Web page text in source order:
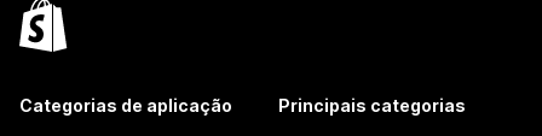
Categorias de aplicação Principais categorias